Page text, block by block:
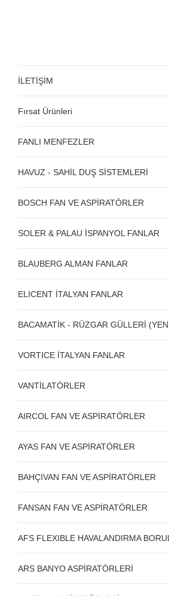
İLETİŞİM
Fırsat Ürünleri
FANLI MENFEZLER
HAVUZ - SAHİL DUŞ SİSTEMLERİ
BOSCH FAN VE ASPİRATÖRLER
SOLER & PALAU İSPANYOL FANLAR
BLAUBERG ALMAN FANLAR
ELICENT İTALYAN FANLAR
BACAMATİK - RÜZGAR GÜLLERİ
VORTICE İTALYAN FANLAR
VANTİLATÖRLER
AIRCOL FAN VE ASPİRATÖRLER
AYAS FAN VE ASPİRATÖRLER
BAHÇIVAN FAN VE ASPİRATÖRLER
FANSAN FAN VE ASPİRATÖRLER
AFS FLEXIBLE HAVALANDIRMA
ARS BANYO ASPİRATÖRLERİ